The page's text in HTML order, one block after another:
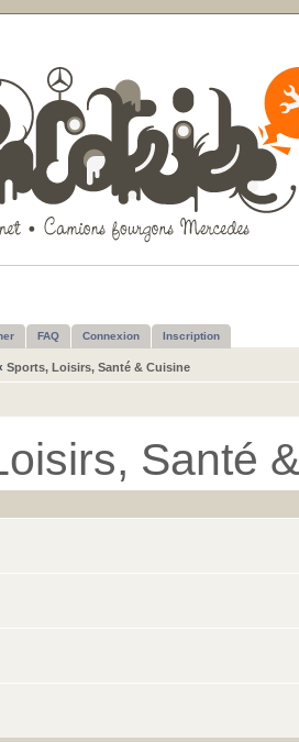
FAQ Connexion Inscription
‹ Sports, Loisirs, Santé & Cuisine
Santé